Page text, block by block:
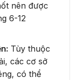
nên được
6-12
Tùy thuộc
các cơ sở
có thể